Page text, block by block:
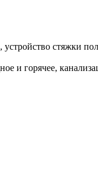
стяжки
и горячее,